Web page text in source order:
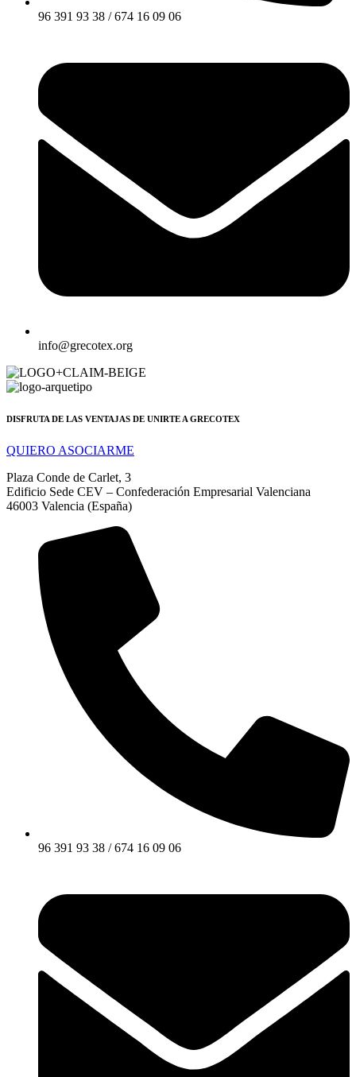
96 391 93 38 / 674 16 09 06
info@grecotex.org
DISFRUTA DE LAS VENTAJAS DE UNIRTE A GRECOTEX
QUIERO ASOCIARME
Plaza Conde de Carlet, 3
Edificio Sede CEV – Confederación Empresarial Valenciana
46003 Valencia (España)
96 391 93 38 / 674 16 09 06